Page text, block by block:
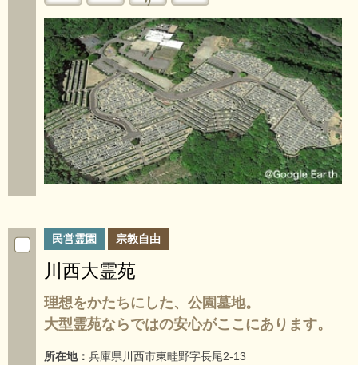
民営霊園 宗教自由
川西大霊苑
理想をかたちにした、公園墓地。
大型霊苑ならではの安心がここにあります。
所在地： 兵庫県川西市東畦野字長尾2-13